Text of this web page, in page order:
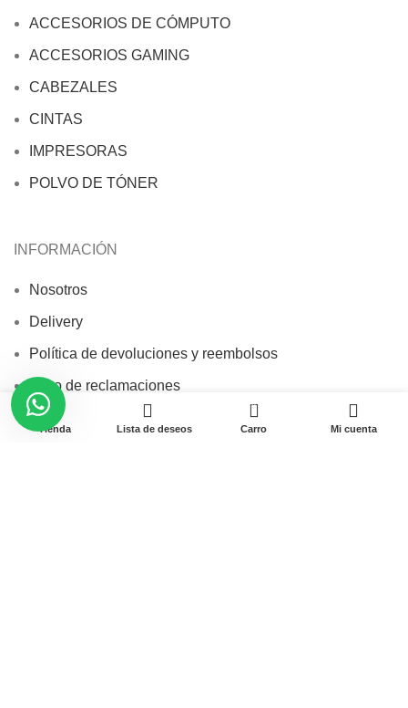
ACCESORIOS DE CÓMPUTO
ACCESORIOS GAMING
CABEZALES
CINTAS
IMPRESORAS
POLVO DE TÓNER
INFORMACIÓN
Nosotros
Delivery
Política de devoluciones y reembolsos
Libro de reclamaciones
Términos y condiciones
Tienda Lista de deseos
0
Carro Mi cuenta